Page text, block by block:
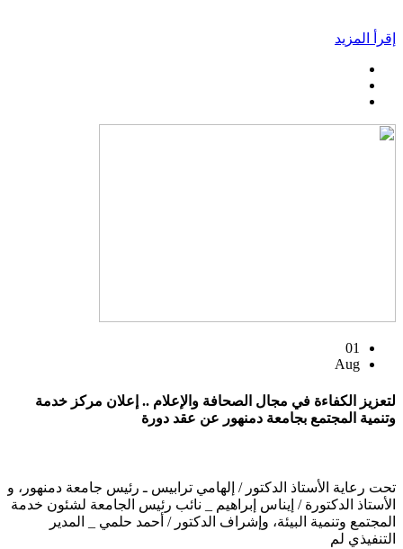
إقرأ المزيد
01
Aug
لتعزيز الكفاءة في مجال الصحافة والإعلام .. إعلان مركز خدمة
وتنمية المجتمع بجامعة دمنهور عن عقد دورة
تحت رعاية الأستاذ الدكتور / إلهامي ترابيس ـ رئيس جامعة دمنهور، و
الأستاذ الدكتورة / إيناس إبراهيم _ نائب رئيس الجامعة لشئون خدمة
المجتمع وتنمية البيئة، وإشراف الدكتور / أحمد حلمي _ المدير
التنفيذي لم